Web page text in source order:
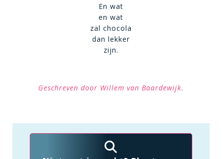
En wat
en wat
zal chocola
dan lekker
zijn.
Geschreven door Willem van Baardewijk.